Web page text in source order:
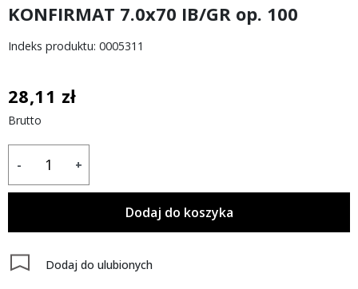
KONFIRMAT 7.0x70 IB/GR op. 100
Indeks produktu: 0005311
28,11 zł
Brutto
- +
Dodaj do koszyka
Dodaj do ulubionych